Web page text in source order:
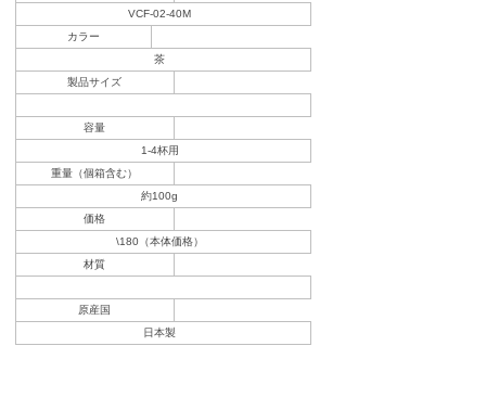
VCF-02-40M
カラー
茶
製品サイズ
容量
1-4杯用
重量（個箱含む）
約100g
価格
\180（本体価格）
材質
原産国
日本製